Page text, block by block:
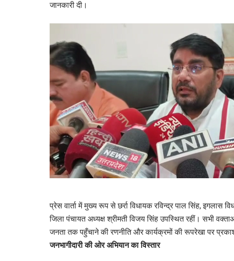
जानकारी दी।
प्रेस वार्ता में मुख्य रूप से छर्रा विधायक रविन्द्र पाल सिंह, इगलास
जिला पंचायत अध्यक्ष श्रीमती विजय सिंह उपस्थित रहीं। सभी
जनता तक पहुँचाने की रणनीति और कार्यक्रमों की रूपरेखा पर
जनभागीदारी की ओर अभियान का विस्तार